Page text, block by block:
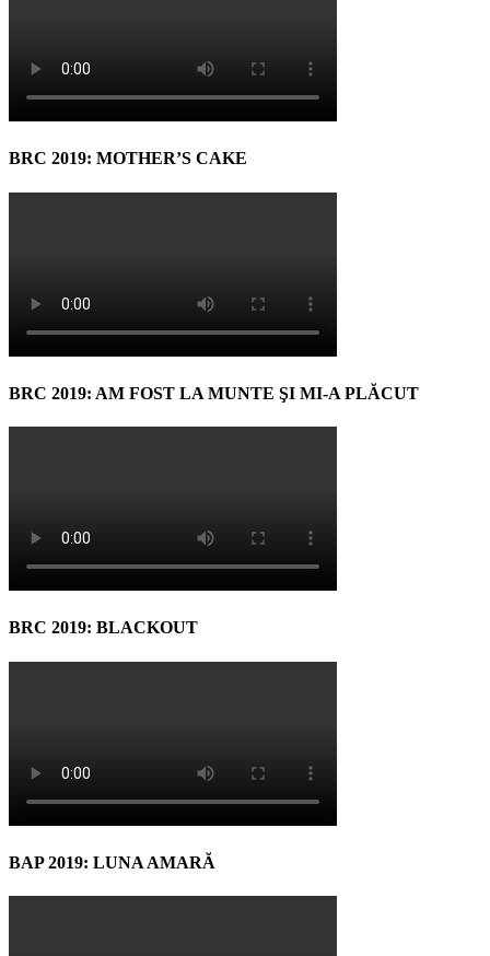
BRC 2019: MOTHER’S CAKE
BRC 2019: AM FOST LA MUNTE ŞI MI-A PLĂCUT
BRC 2019: BLACKOUT
BAP 2019: LUNA AMARĂ